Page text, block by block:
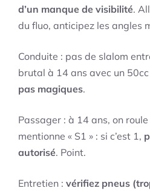
d’un manque de visibilité.
du fluo, anticipez les angles
Conduite : pas de slalom
brutal à 14 ans avec un 50cc
pas magiques.
Passager : à 14 ans, on
mentionne « S1 » : si c’est 1,
autorisé. Point.
Entretien : vérifiez pneus